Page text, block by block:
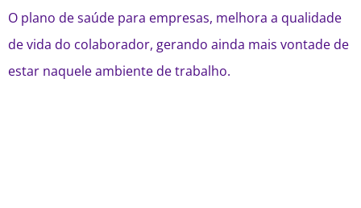
O plano de saúde para empresas, melhora a qualidade
de vida do colaborador, gerando ainda mais vontade de
estar naquele ambiente de trabalho.